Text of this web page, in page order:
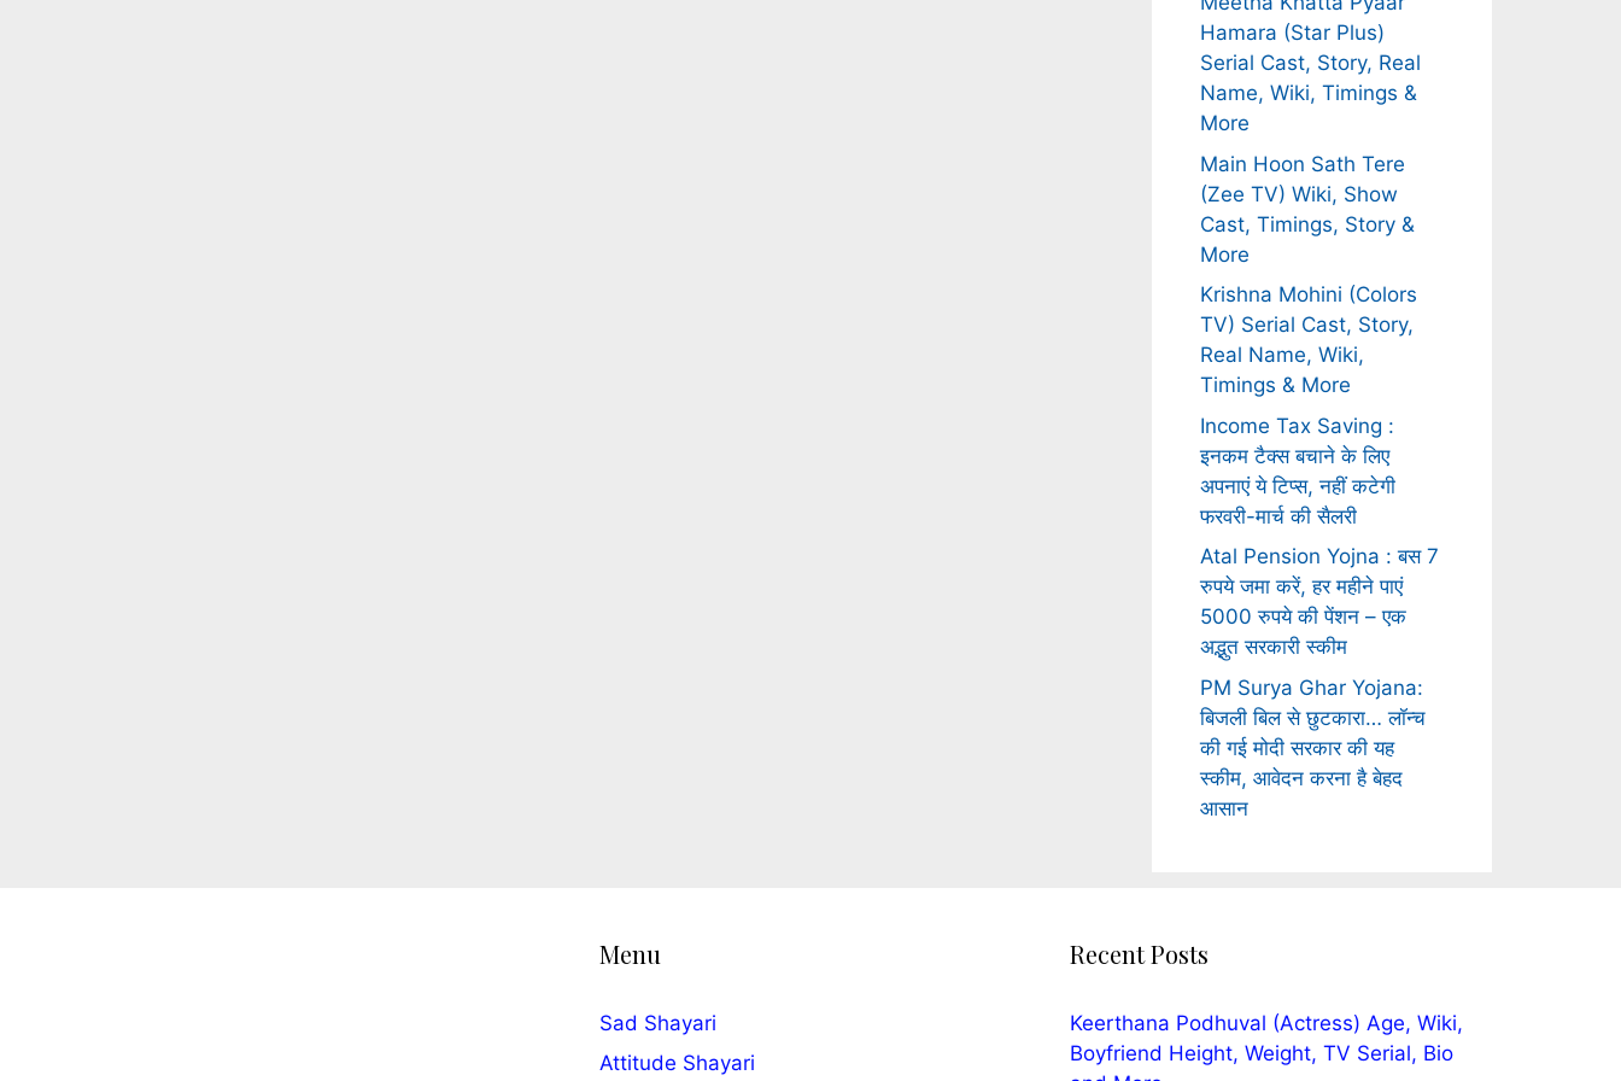
Hamara (Star Plus)
Serial Cast, Story, Real
Name, Wiki, Timings &
More
Main Hoon Sath Tere
(Zee TV) Wiki, Show
Cast, Timings, Story &
More
Krishna Mohini (Colors
TV) Serial Cast, Story,
Real Name, Wiki,
Timings & More
Income Tax Saving :
इनकम टैक्स बचाने के लिए
अपनाएं ये टिप्स, नहीं कटेगी
फरवरी-मार्च की सैलरी
Atal Pension Yojna : बस 7
रुपये जमा करें, हर महीने पाएं
5000 रुपये की पेंशन – एक
अद्भुत सरकारी स्कीम
PM Surya Ghar Yojana:
बिजली बिल से छुटकारा… लॉन्च
की गई मोदी सरकार की यह
स्कीम, आवेदन करना है बेहद
आसान
Menu
Sad Shayari
Attitude Shayari
Recent Posts
Keerthana Podhuval (Actress) Age, Wiki,
Boyfriend Height, Weight, TV Serial, Bio